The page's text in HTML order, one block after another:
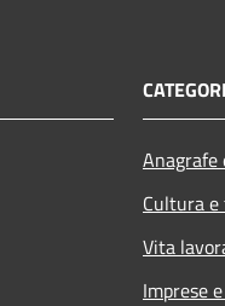
Cultura
Vita
Imprese